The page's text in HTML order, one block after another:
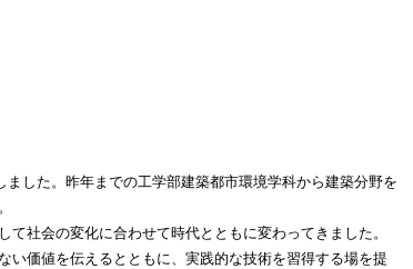
した。昨年までの工学部建築都市環境学科から建築分野を
社会の変化に合わせて時代とともに変わってきました。
価値を伝えるとともに、実践的な技術を習得する場を提